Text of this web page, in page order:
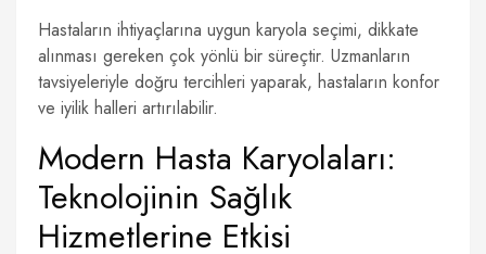
Hastaların ihtiyaçlarına uygun karyola seçimi, dikkate
alınması gereken çok yönlü bir süreçtir. Uzmanların
tavsiyeleriyle doğru tercihleri yaparak, hastaların konfor
ve iyilik halleri artırılabilir.
Modern Hasta Karyolaları:
Teknolojinin Sağlık
Hizmetlerine Etkisi